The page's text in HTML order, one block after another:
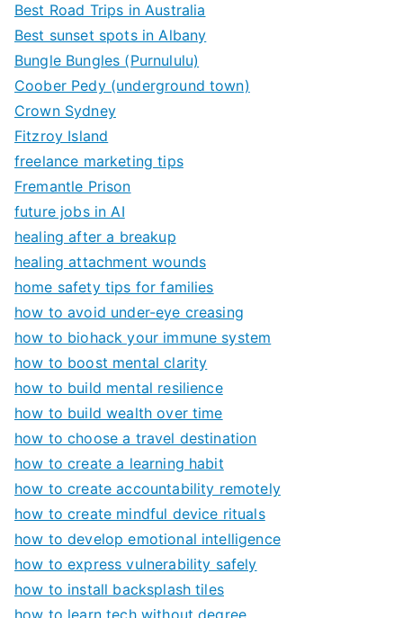
Best Road Trips in Australia
Best sunset spots in Albany
Bungle Bungles (Purnululu)
Coober Pedy (underground town)
Crown Sydney
Fitzroy Island
freelance marketing tips
Fremantle Prison
future jobs in AI
healing after a breakup
healing attachment wounds
home safety tips for families
how to avoid under-eye creasing
how to biohack your immune system
how to boost mental clarity
how to build mental resilience
how to build wealth over time
how to choose a travel destination
how to create a learning habit
how to create accountability remotely
how to create mindful device rituals
how to develop emotional intelligence
how to express vulnerability safely
how to install backsplash tiles
how to learn tech without degree